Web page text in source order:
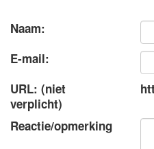
Naam:
E-mail:
URL: (niet
verplicht)
Reactie/opmerking